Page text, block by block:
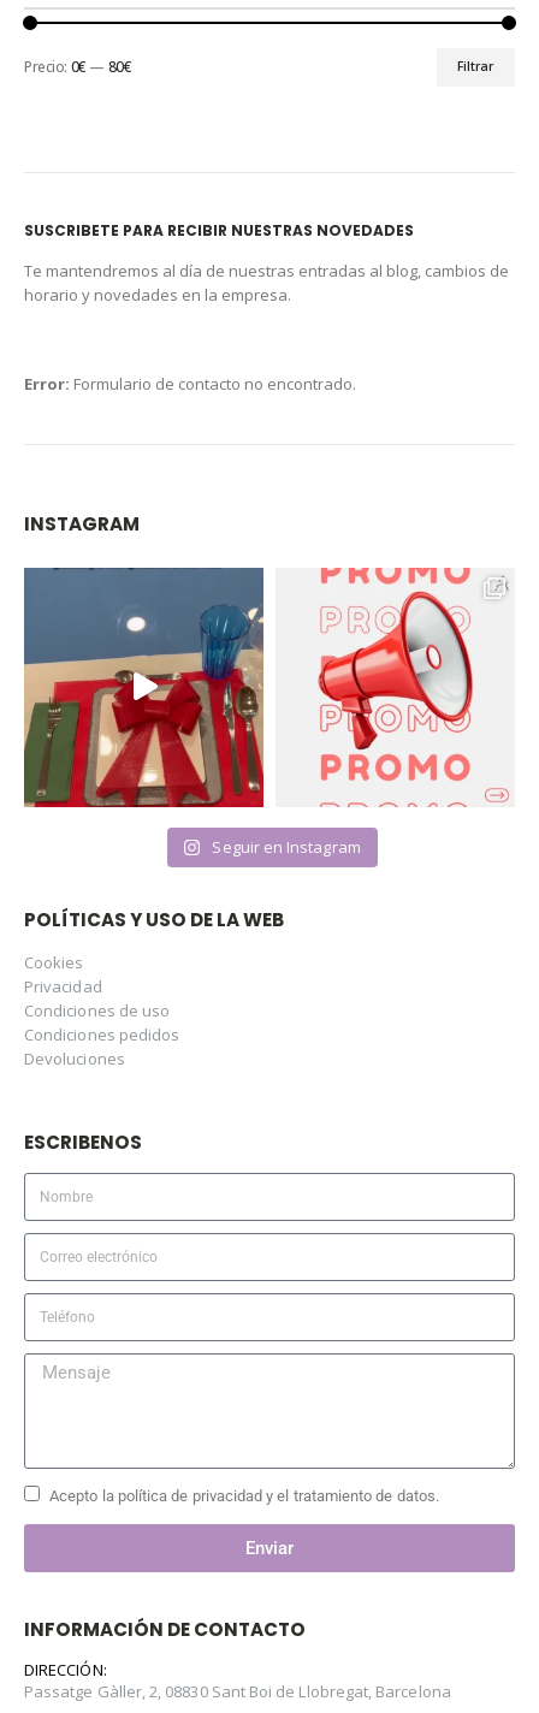
Filtrar
Precio: 0€ — 80€
SUSCRIBETE PARA RECIBIR NUESTRAS NOVEDADES
Te mantendremos al día de nuestras entradas al blog, cambios de
horario y novedades en la empresa.
Error: Formulario de contacto no encontrado.
INSTAGRAM
Seguir en Instagram
POLÍTICAS Y USO DE LA WEB
Cookies
Privacidad
Condiciones de uso
Condiciones pedidos
Devoluciones
ESCRIBENOS
Acepto la política de privacidad y el tratamiento de datos.
Enviar
INFORMACIÓN DE CONTACTO
DIRECCIÓN:
Passatge Gàller, 2, 08830 Sant Boi de Llobregat, Barcelona